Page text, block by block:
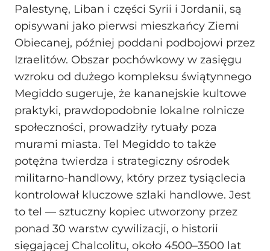
Palestynę, Liban i części Syrii i Jordanii, są
opisywani jako pierwsi mieszkańcy Ziemi
Obiecanej, później poddani podbojowi przez
Izraelitów. Obszar pochówkowy w zasięgu
wzroku od dużego kompleksu świątynnego
Megiddo sugeruje, że kananejskie kultowe
praktyki, prawdopodobnie lokalne rolnicze
społeczności, prowadziły rytuały poza
murami miasta. Tel Megiddo to także
potężna twierdza i strategiczny ośrodek
militarno-handlowy, który przez tysiąclecia
kontrolował kluczowe szlaki handlowe. Jest
to tel — sztuczny kopiec utworzony przez
ponad 30 warstw cywilizacji, o historii
sięgającej Chalcolitu, około 4500–3500 lat